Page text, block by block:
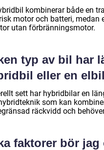
kombinerar både en
motor och batteri, medan
utan förbränningsmotor.
typ av bil har
eller en
sett har hybridbilar en
som kan
räckvidd och
faktorer bör jag